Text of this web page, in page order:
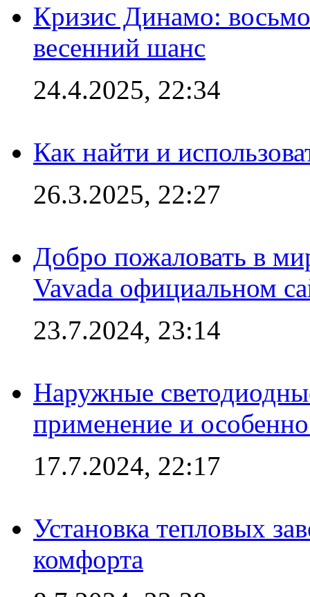
Кризис Динамо:
весенний шанс
24.4.2025, 22:34
Как найти и
26.3.2025, 22:27
Добро пожаловать в
Vavada официальном
23.7.2024, 23:14
Наружные
применение и
17.7.2024, 22:17
Установка тепловых
комфорта